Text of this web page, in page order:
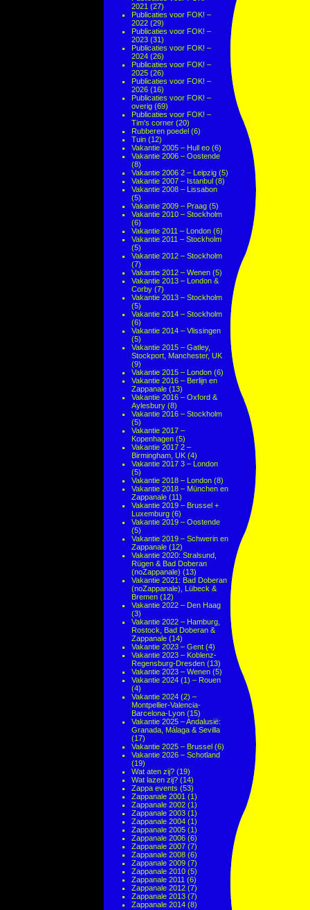
2021 (27)
Publicaties voor FOK! –
2022 (29)
Publicaties voor FOK! –
2023 (31)
Publicaties voor FOK! –
2024 (26)
Publicaties voor FOK! –
2025 (26)
Publicaties voor FOK! –
2026 (16)
Publicaties voor FOK! –
overig (69)
Publicaties voor FOK! –
Tim's corner (20)
Rubberen poedel (6)
Tuin (12)
Vakantie 2005 – Hull eo (6)
Vakantie 2006 – Oostende
(8)
Vakantie 2006 2 – Leipzig (5)
Vakantie 2007 – Istanbul (8)
Vakantie 2008 – Lissabon
(5)
Vakantie 2009 – Praag (5)
Vakantie 2010 – Stockholm
(6)
Vakantie 2011 – London (6)
Vakantie 2011 – Stockholm
(5)
Vakantie 2012 – Stockholm
(7)
Vakantie 2012 – Wenen (5)
Vakantie 2013 – London &
Corby (7)
Vakantie 2013 – Stockholm
(5)
Vakantie 2014 – Stockholm
(6)
Vakantie 2014 – Vlissingen
(5)
Vakantie 2015 – Gatley,
Stockport, Manchester, UK
(9)
Vakantie 2015 – London (6)
Vakantie 2016 – Berlijn en
Zappanale (13)
Vakantie 2016 – Oxford &
Aylesbury (8)
Vakantie 2016 – Stockholm
(5)
Vakantie 2017 –
Kopenhagen (5)
Vakantie 2017 2 –
Birmingham, UK (4)
Vakantie 2017 3 – London
(5)
Vakantie 2018 – London (8)
Vakantie 2018 – München en
Zappanale (11)
Vakantie 2019 – Brussel +
Luxemburg (6)
Vakantie 2019 – Oostende
(5)
Vakantie 2019 – Schwerin en
Zappanale (12)
Vakantie 2020: Stralsund,
Rügen & Bad Doberan
(noZappanale) (13)
Vakantie 2021: Bad Doberan
(noZappanale), Lübeck &
Bremen (12)
Vakantie 2022 – Den Haag
(3)
Vakantie 2022 – Hamburg,
Rostock, Bad Doberan &
Zappanale (14)
Vakantie 2023 – Gent (4)
Vakantie 2023 – Koblenz-
Regensburg-Dresden (13)
Vakantie 2023 – Wenen (5)
Vakantie 2024 (1) – Rouen
(4)
Vakantie 2024 (2) –
Montpellier-Valencia-
Barcelona-Lyon (15)
Vakantie 2025 – Andalusië:
Granada, Málaga & Sevilla
(17)
Vakantie 2025 – Brussel (6)
Vakantie 2026 – Schotland
(19)
Wat aten zij? (19)
Wat lazen zij? (14)
Zappa events (53)
Zappanale 2001 (1)
Zappanale 2002 (1)
Zappanale 2003 (1)
Zappanale 2004 (1)
Zappanale 2005 (1)
Zappanale 2006 (6)
Zappanale 2007 (7)
Zappanale 2008 (6)
Zappanale 2009 (7)
Zappanale 2010 (5)
Zappanale 2011 (6)
Zappanale 2012 (7)
Zappanale 2013 (7)
Zappanale 2014 (8)